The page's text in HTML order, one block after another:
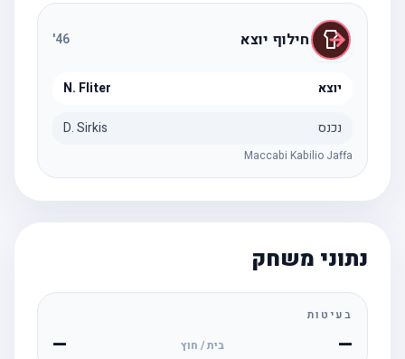
חילוף יוצא 46
'
יוצא N. Fliter
נכנס D. Sirkis
Maccabi Kabilio Jaffa
נתוני משחק
בעיטות
— בית / חוץ —